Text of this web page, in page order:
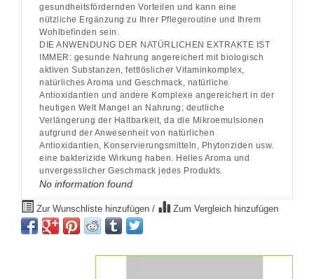
gesundheitsfördernden Vorteilen und kann eine
nützliche Ergänzung zu Ihrer Pflegeroutine und Ihrem
Wohlbefinden sein.
DIE ANWENDUNG DER NATÜRLICHEN EXTRAKTE IST
IMMER: gesunde Nahrung angereichert mit biologisch
aktiven Substanzen, fettlöslicher Vitaminkomplex,
natürliches Aroma und Geschmack, natürliche
Antioxidantien und andere Komplexe angereichert in der
heutigen Welt Mangel an Nahrung; deutliche
Verlängerung der Haltbarkeit, da die Mikroemulsionen
aufgrund der Anwesenheit von natürlichen
Antioxidantien, Konservierungsmitteln, Phytonziden usw.
eine bakterizide Wirkung haben. Helles Aroma und
unvergesslicher Geschmack jedes Produkts.
No information found
Zur Wunschliste hinzufügen / Zum Vergleich hinzufügen